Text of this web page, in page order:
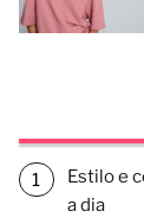
Estilo e
a dia